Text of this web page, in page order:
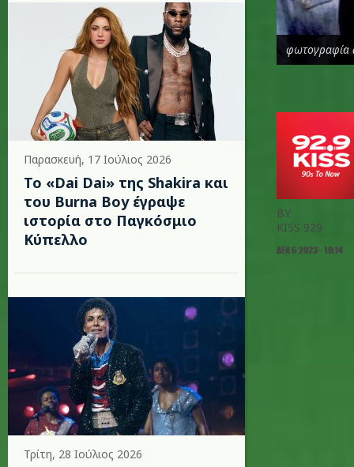
Παρασκευή, 17 Ιούλιος 2026
To «Dai Dai» της Shakira και
του Burna Boy έγραψε
ιστορία στο Παγκόσμιο
Κύπελλο
Τρίτη, 28 Ιούλιος 2026
φωτογραφία
BY
KISS 929
ΔΕΚ 6 2023 - 10:14